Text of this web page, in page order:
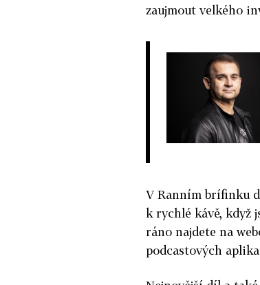
zaujmout velkého
V Ranním brífinku
k rychlé kávě, když
ráno najdete na
podcastových